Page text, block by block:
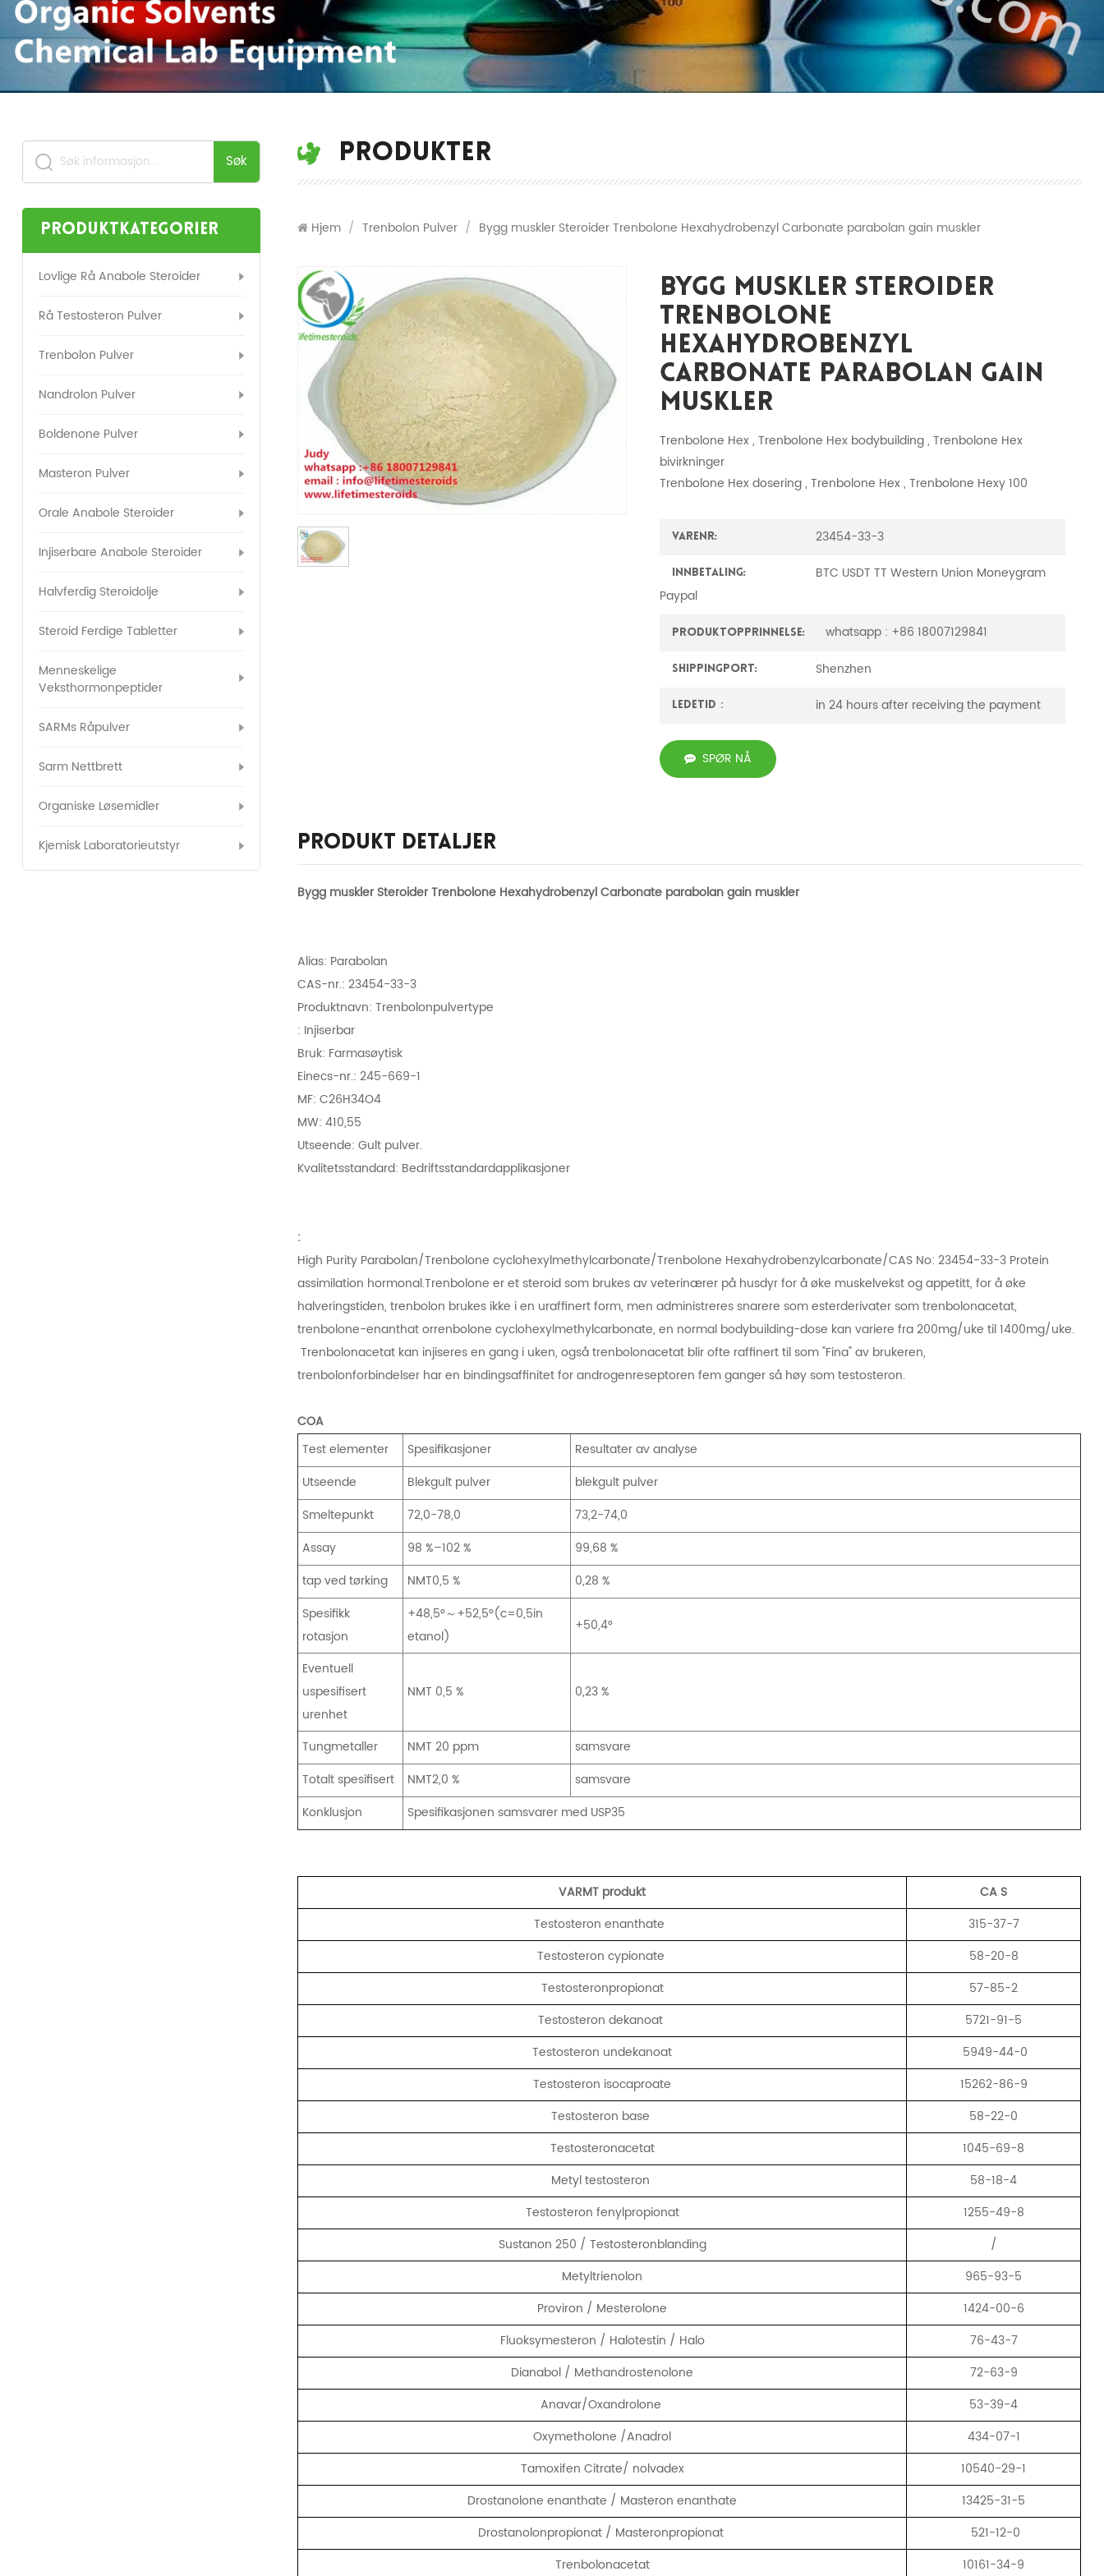
Søk
Produktkategorier
Lovlige Rå Anabole Steroider
Rå Testosteron Pulver
Trenbolon Pulver
Nandrolon Pulver
Boldenone Pulver
Masteron Pulver
Orale Anabole Steroider
Injiserbare Anabole Steroider
Halvferdig Steroidolje
Steroid Ferdige Tabletter
Menneskelige
Veksthormonpeptider
SARMs Råpulver
Sarm Nettbrett
Organiske Løsemidler
Kjemisk Laboratorieutstyr
PRODUKTER
Hjem / Trenbolon Pulver / Bygg muskler Steroider Trenbolone Hexahydrobenzyl Carbonate parabolan gain muskler
Bygg Muskler Steroider
Trenbolone
Hexahydrobenzyl
Carbonate Parabolan Gain
Muskler
Trenbolone Hex , Trenbolone Hex bodybuilding , Trenbolone Hex
bivirkninger
Trenbolone Hex dosering , Trenbolone Hex , Trenbolone Hexy 100
Varenr: 23454-33-3
innbetaling:
BTC USDT TT Western Union Moneygram
Paypal
Produktopprinnelse: whatsapp : +86 18007129841
ShippingPort: Shenzhen
Ledetid： in 24 hours after receiving the payment
SPØR NÅ
Produkt Detaljer
Bygg muskler Steroider Trenbolone Hexahydrobenzyl Carbonate parabolan gain muskler
Alias: Parabolan
CAS-nr.: 23454-33-3
Produktnavn: Trenbolonpulvertype
: Injiserbar
Bruk: Farmasøytisk
Einecs-nr.: 245-669-1
MF: C26H34O4
MW: 410,55
Utseende: Gult pulver.
Kvalitetsstandard: Bedriftsstandardapplikasjoner
:
High Purity Parabolan/Trenbolone cyclohexylmethylcarbonate/Trenbolone Hexahydrobenzylcarbonate/CAS No: 23454-33-3 Protein
assimilation hormonal.Trenbolone er et steroid som brukes av veterinærer på husdyr for å øke muskelvekst og appetitt, for å øke
halveringstiden, trenbolon brukes ikke i en uraffinert form, men administreres snarere som esterderivater som trenbolonacetat,
trenbolone-enanthat orrenbolone cyclohexylmethylcarbonate, en normal bodybuilding-dose kan variere fra 200mg/uke til 1400mg/uke.
Trenbolonacetat kan injiseres en gang i uken, også trenbolonacetat blir ofte raffinert til som "Fina" av brukeren,
trenbolonforbindelser har en bindingsaffinitet for androgenreseptoren fem ganger så høy som testosteron.
COA
Test elementer
Spesifikasjoner
Resultater av analyse
Utseende
Blekgult pulver
blekgult pulver
Smeltepunkt
72,0-78,0
73,2-74,0
Assay
98 %–102 %
99,68 %
tap ved tørking
NMT0,5 %
0,28 %
Spesifikk
rotasjon
+48,5°～+52,5°(c=0,5in
etanol)
+50,4°
Eventuell
uspesifisert
urenhet
NMT 0,5 % 0,23 %
Tungmetaller NMT 20 ppm
samsvare
Totalt spesifisert
NMT2,0 %
samsvare
Konklusjon
Spesifikasjonen samsvarer med USP35
VARMT produkt CA S
Testosteron enanthate
315-37-7
Testosteron cypionate
58-20-8
Testosteronpropionat
57-85-2
Testosteron dekanoat
5721-91-5
Testosteron undekanoat
5949-44-0
Testosteron isocaproate
15262-86-9
Testosteron base
58-22-0
Testosteronacetat
1045-69-8
Metyl testosteron
58-18-4
Testosteron fenylpropionat
1255-49-8
Sustanon 250 / Testosteronblanding
/
Metyltrienolon
965-93-5
Proviron / Mesterolone
1424-00-6
Fluoksymesteron / Halotestin / Halo
76-43-7
Dianabol / Methandrostenolone
72-63-9
Anavar/Oxandrolone
53-39-4
Oxymetholone /Anadrol
434-07-1
Tamoxifen Citrate/ nolvadex
10540-29-1
Drostanolone enanthate / Masteron enanthate
13425-31-5
Drostanolonpropionat / Masteronpropionat
521-12-0
Trenbolonacetat
10161-34-9